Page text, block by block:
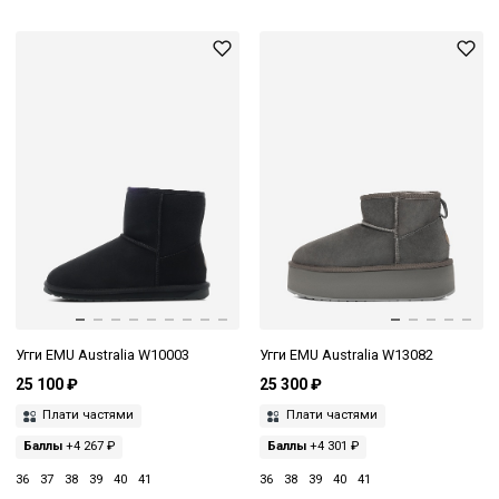
Угги EMU Australia W10003
25 100 ₽
Плати частями
Баллы +4 267 ₽
36 37 38 39 40 41
Угги EMU Australia W13082
25 300 ₽
Плати частями
Баллы+4 301 ₽
36 38 39 40 41